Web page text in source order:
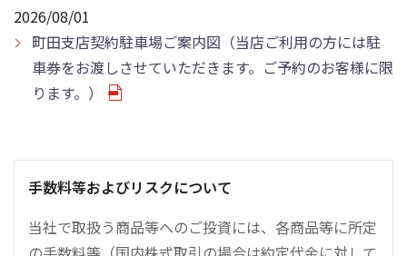
2026/08/01
町田支店契約駐車場ご案内図（当店ご利用の方には駐
車券をお渡しさせていただきます。ご予約のお客様に限
ります。）
手数料等およびリスクについて
当社で取扱う商品等へのご投資には、各商品等に所定